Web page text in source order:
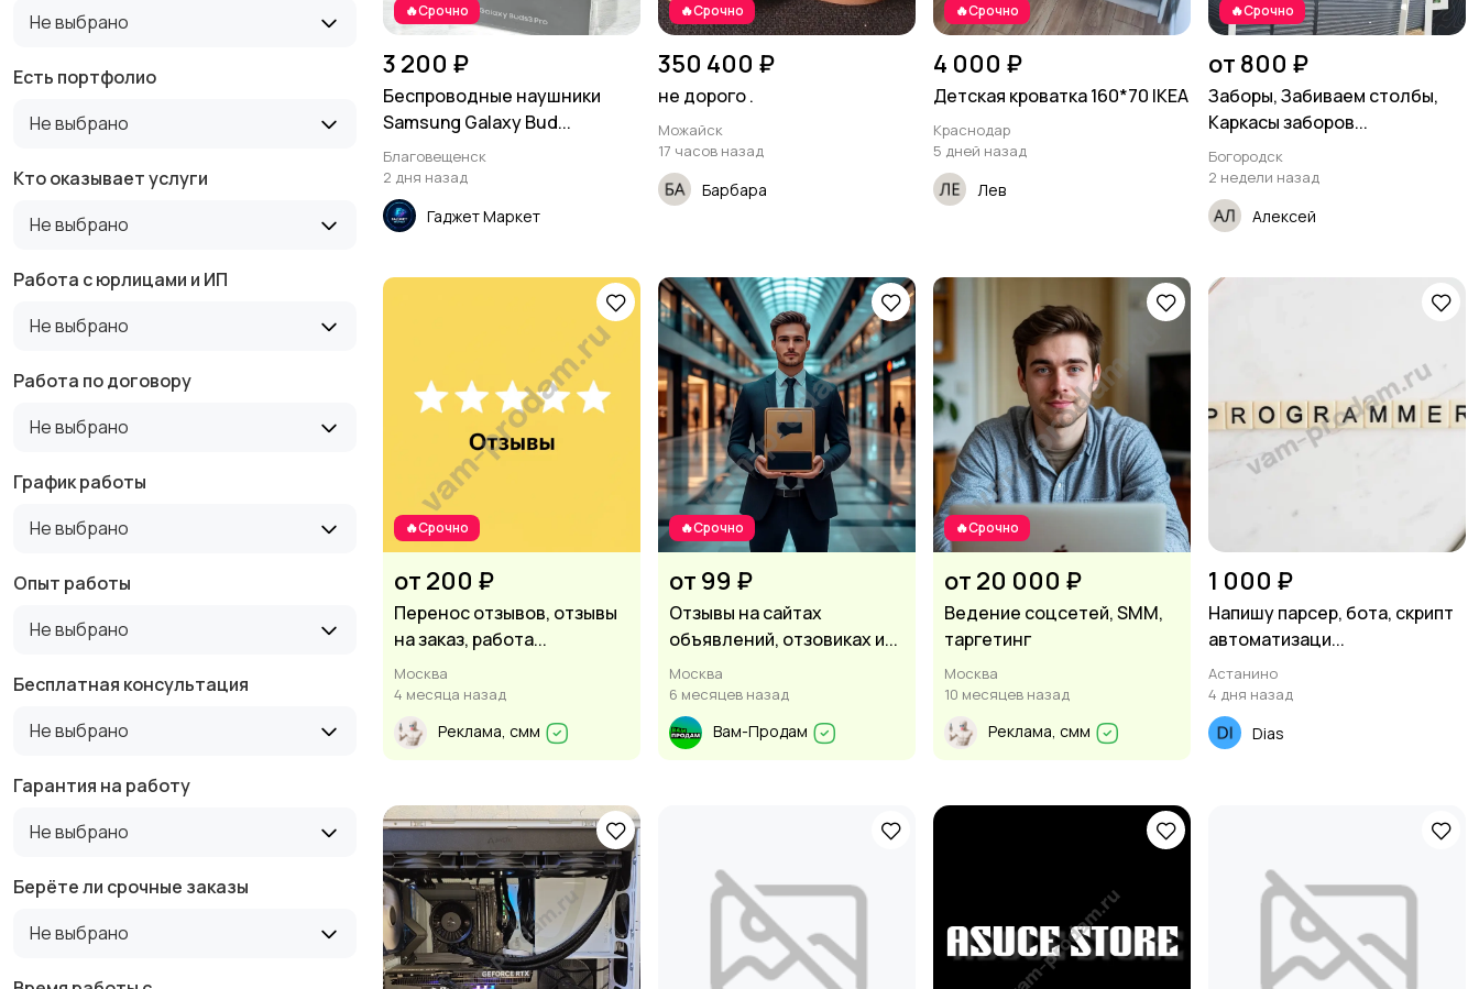
Не выбрано
Есть портфолио
Не выбрано
Кто оказывает услуги
Не выбрано
Работа с юрлицами и ИП
Не выбрано
Работа по договору
Не выбрано
График работы
Не выбрано
Опыт работы
Не выбрано
Бесплатная консультация
Не выбрано
Гарантия на работу
Не выбрано
Берёте ли срочные заказы
Не выбрано
🔥Срочно
3 200 ₽
Беспроводные наушники
Samsung Galaxy Bud...
Благовещенск
2 дня назад
Гаджет Маркет
🔥Срочно
350 400 ₽
не дорого .
Можайск
17 часов назад
Барбара
🔥Срочно
4 000 ₽
Детская кроватка 160*70 IKEA
Краснодар
5 дней назад
Лев
🔥Срочно
от 800 ₽
Заборы, Забиваем столбы,
Каркасы заборов...
Богородск
2 недели назад
Алексей
🔥Срочно
от 200 ₽
Перенос отзывов, отзывы
на заказ, работа...
Москва
4 месяца назад
Реклама, смм
🔥Срочно
от 99 ₽
Отзывы на сайтах
объявлений, отзовиках и...
Москва
6 месяцев назад
Вам-Продам
🔥Срочно
от 20 000 ₽
Ведение соцсетей, SMM,
таргетинг
Москва
10 месяцев назад
Реклама, смм
1 000 ₽
Напишу парсер, бота, скрипт
автоматизаци...
Астанино
4 дня назад
Dias